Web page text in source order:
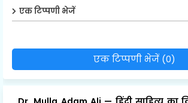
एक टिप्पणी भेजें
एक टिप्पणी भेजें (0)